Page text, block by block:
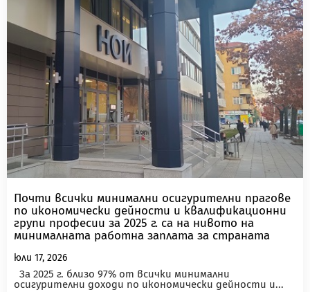
Почти всички минимални осигурителни прагове
по икономически дейности и квалификационни
групи професии за 2025 г. са на нивото на
минималната работна заплата за страната
юли 17, 2026
За 2025 г. близо 97% от всички минимални
осигурителни доходи по икономически дейности и...